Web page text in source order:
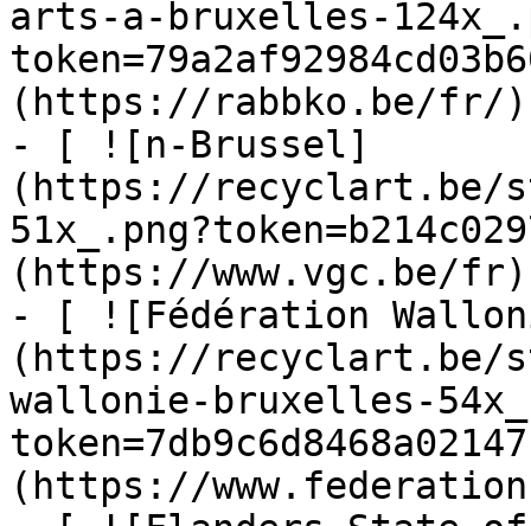
arts-a-bruxelles-
(https://rabbko.be/fr/)
- [ ![n-Brussel]
(https://recyclart.be/
(https://www.vgc.be/fr)
- [ ![Fédération
(https://recyclart.be/
wallonie-bruxelles-
(https://